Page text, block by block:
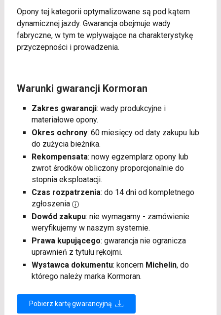
Opony tej kategorii optymalizowane są pod kątem
dynamicznej jazdy. Gwarancja obejmuje wady
fabryczne, w tym te wpływające na charakterystykę
przyczepności i prowadzenia.
Warunki gwarancji Kormoran
Zakres gwarancji: wady produkcyjne i
materiałowe opony.
Okres ochrony: 60 miesięcy od daty zakupu lub
do zużycia bieżnika.
Rekompensata: nowy egzemplarz opony lub
zwrot środków obliczony proporcjonalnie do
stopnia eksploatacji.
Czas rozpatrzenia: do 14 dni od kompletnego
zgłoszenia
Dowód zakupu: nie wymagamy - zamówienie
weryfikujemy w naszym systemie.
Prawa kupującego: gwarancja nie ogranicza
uprawnień z tytułu rękojmi.
Wystawca dokumentu: koncern Michelin, do
którego należy marka Kormoran.
Pobierz kartę gwarancyjną